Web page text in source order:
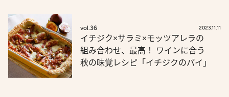
vol.36 2023.11.11
イチジク×サラミ×モッツアレラの
組み合わせ、最高！ ワインに合う
秋の味覚レシピ「イチジクのパイ」